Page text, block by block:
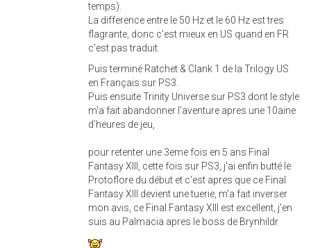
temps).
La difference entre le 50 Hz et le 60 Hz est tres
flagrante, donc c'est mieux en US quand en FR
c'est pas traduit.
Puis terminé Ratchet & Clank 1 de la Trilogy US
en Français sur PS3.
Puis ensuite Trinity Universe sur PS3 dont le style
m'a fait abandonner l'aventure apres une 10aine
d'heures de jeu,
pour retenter une 3eme fois en 5 ans Final
Fantasy XIII, cette fois sur PS3, j'ai enfin butté le
Protoflore du début et c'est apres que ce Final
Fantasy XIII devient une tuerie, m'a fait inverser
mon avis, ce Final Fantasy XIII est excellent, j'en
suis au Palmacia apres le boss de Brynhildr